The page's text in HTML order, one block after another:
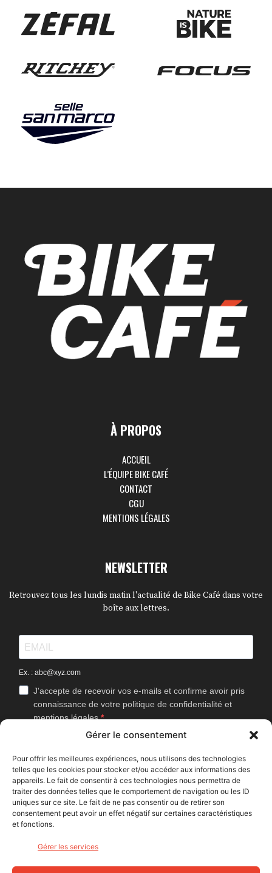
Gérer le consentement
Pour offrir les meilleures expériences, nous utilisons des technologies
telles que les cookies pour stocker et/ou accéder aux informations des
appareils. Le fait de consentir à ces technologies nous permettra de
traiter des données telles que le comportement de navigation ou les ID
uniques sur ce site. Le fait de ne pas consentir ou de retirer son
consentement peut avoir un effet négatif sur certaines caractéristiques
et fonctions.
Gérer les services
À PROPOS
ACCUEIL
L’ÉQUIPE BIKE CAFÉ
CONTACT
CGU
MENTIONS LÉGALES
NEWSLETTER
Retrouvez tous les lundis matin l'actualité de Bike Café dans votre
boîte aux lettres.
Ex. : abc@xyz.com
J'accepte de recevoir vos e-mails et confirme avoir pris
connaissance de votre politique de confidentialité et
mentions légales.
Vous pouvez vous désinscrire à tout moment en cliquant sur le lien
J'accepte que Bike Café mesure l'ouverture des
newsletters afin d'améliorer les contenus proposés.
S'INSCRIRE